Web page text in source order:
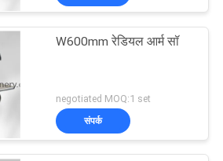
W600mm रेडियल आर्म सॉ
negotiated MOQ:1 set
संपर्क